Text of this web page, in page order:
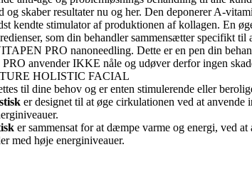
og skaber resultater nu og her. Den deponerer A-
kendte stimulator af produktionen af kollagen. En
som din behandler sammensætter specifikt
PRO nanoneedling. Dette er en pen din
anvender IKKE nåle og udøver derfor ingen
HOLISTIC FACIAL
til dine behov og er enten stimulerende eller
er designet til at øge cirkulationen ved at
er sammensat for at dæmpe varme og energi, ved
med høje energiniveauer.